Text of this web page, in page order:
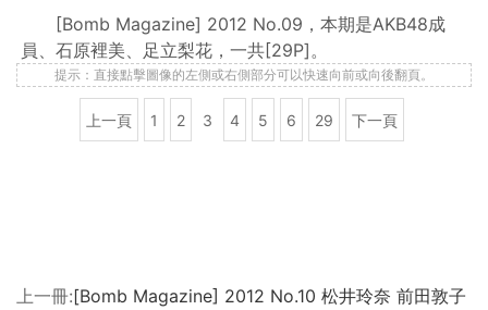
[Bomb Magazine] 2012 No.09，本期是AKB48成
員、石原裡美、足立梨花，一共[29P]。
提示：直接點擊圖像的左側或右側部分可以快速向前或向後翻頁。
上一頁 1 2 3 4 5 6 29 下一頁
上一冊:[Bomb Magazine] 2012 No.10 松井玲奈 前田敦子